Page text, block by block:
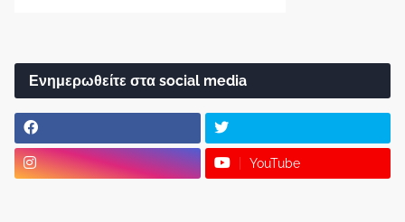
Ενημερωθείτε στα social media
YouTube